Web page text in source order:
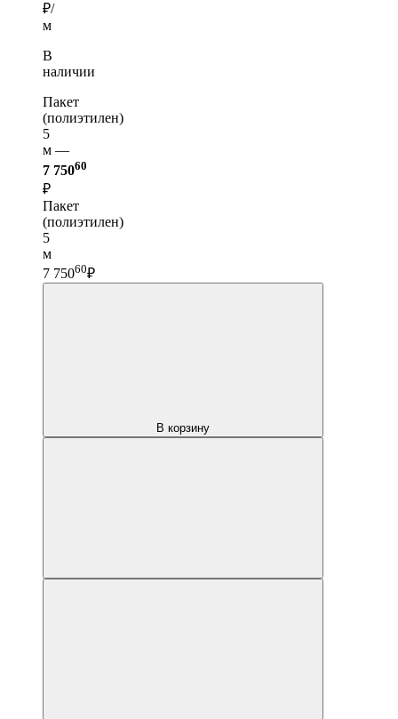
₽/
м
В
наличии
Пакет
(полиэтилен)
5
м —
7 75060
₽
Пакет
(полиэтилен)
5
м
7 75060₽
В корзину